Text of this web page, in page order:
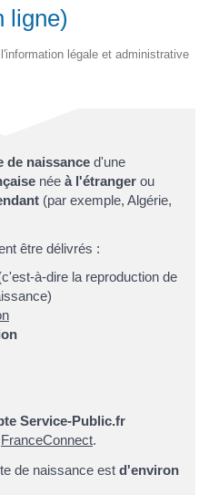
ligne)
légale et administrative
de naissance d'une
née à l'étranger ou
(par exemple, Algérie,
être délivrés :
à-dire la reproduction de
Service-Public.fr
FranceConnect.
de naissance est d'environ